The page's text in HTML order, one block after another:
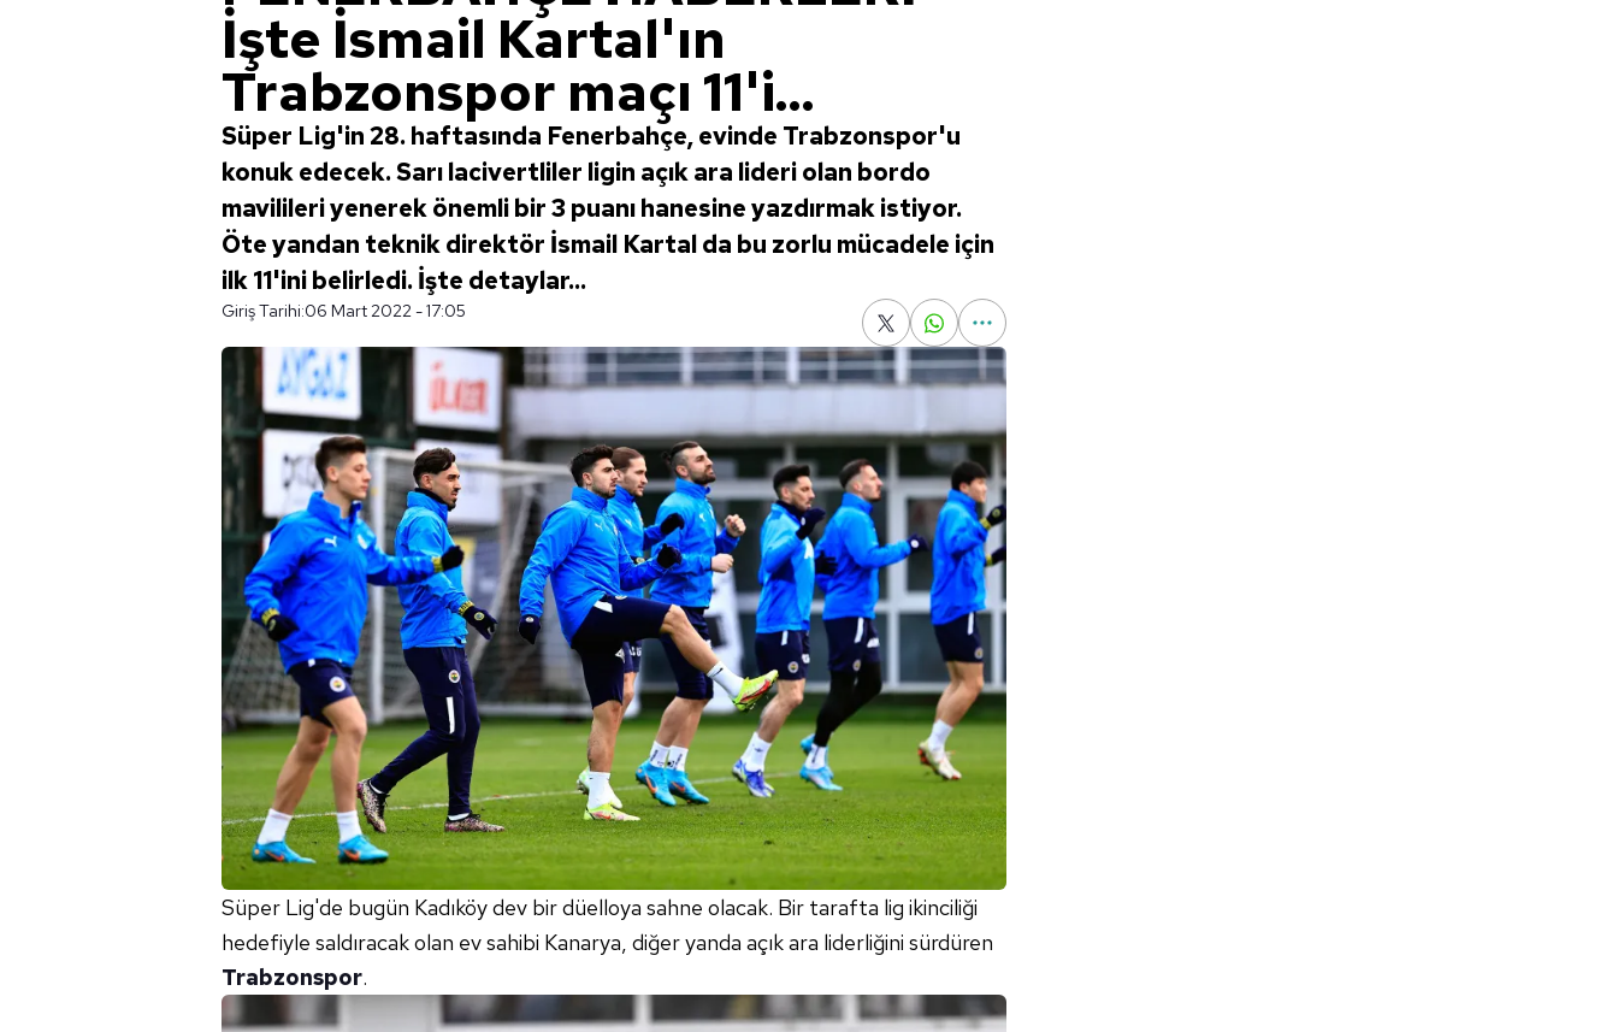
İşte İsmail Kartal'ın
Trabzonspor maçı 11'i...
Süper Lig'in 28. haftasında Fenerbahçe, evinde Trabzonspor'u
konuk edecek. Sarı lacivertliler ligin açık ara lideri olan bordo
mavilileri yenerek önemli bir 3 puanı hanesine yazdırmak istiyor.
Öte yandan teknik direktör İsmail Kartal da bu zorlu mücadele için
ilk 11'ini belirledi. İşte detaylar...
Giriş Tarihi:06 Mart 2022 - 17:05
Süper Lig'de bugün Kadıköy dev bir düelloya sahne olacak. Bir tarafta lig ikinciliği
hedefiyle saldıracak olan ev sahibi Kanarya, diğer yanda açık ara liderliğini sürdüren
Trabzonspor.